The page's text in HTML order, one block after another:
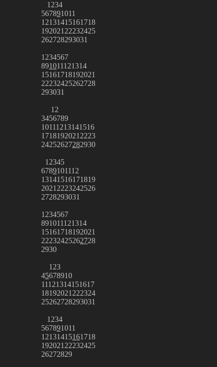
1 234
567891011
12131415161718
192021 22232425
262728293031
1 234567
891011121314
15161718192021
22232425262728
293031
1 2
3456789
10111213141516
1718192021 2223
24252627282930
1 2345
6789101112
13141516171819
2021 2223242526
2728293031
1 234567
891011121314
15161718192021
22232425262728
2930
1 23
45678910
11121314151617
18192021 222324
25262728293031
1 234
567891011
12131415161718
192021 22232425
26272829